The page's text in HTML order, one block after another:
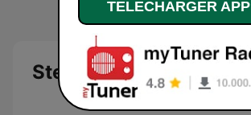
Steweo
TELECHARGER APP